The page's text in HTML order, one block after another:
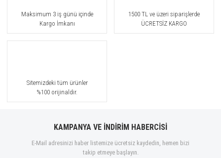
Maksimum 3 iş günü içinde
Kargo İmkanı
1500 TL ve üzeri siparişlerde
ÜCRETSİZ KARGO
Sitemizdeki tüm ürünler
%100 orijinaldir.
KAMPANYA VE İNDİRİM HABERCİSİ
E-Mail adresinizi haber listemize ücretsiz kaydedin, hemen bizi
takip etmeye başlayın.